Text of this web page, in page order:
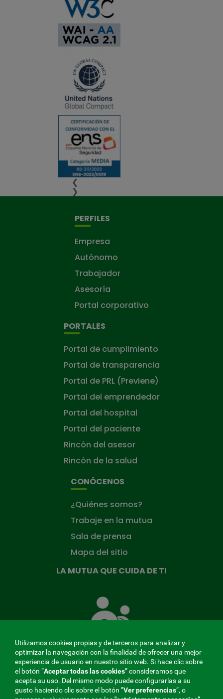
❮
❯
PERFILES
Empresa
Autónomo
Trabajador
Asesoría
Portal corporativo
PORTALES
Portal de cumplimiento
Portal de transparencia
Portal de PRL (Previene)
Portal del emprendedor
Portal del hospital
Portal del paciente
Rincón del asesor
Rincón de la salud
CONÓCENOS
¿Quiénes somos?
Trabaje en la mutua
Sala de prensa
Mapa del sitio
LA MUTUA QUE CUIDA DE TI
Mutua
que
ti
MENÚ
Utilizamos cookies propias y de terceros para analizar y
optimizar la navegación con la finalidad de ofrecer una mejor
experiencia de usuario en nuestro sitio web. Si hace clic sobre
el botón “Aceptar todas las cookies” consideramos que
acepta su uso. Del mismo modo puede configurarlas a su
gusto haciendo clic sobre el botón ”Ver preferencias”, o